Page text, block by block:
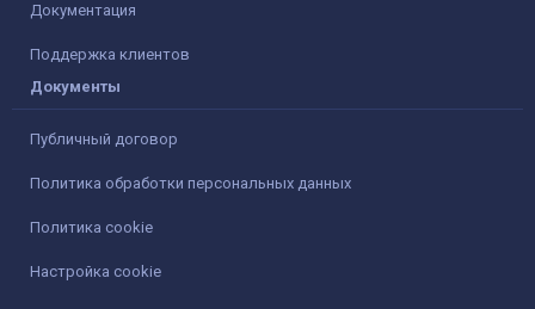
Документация
Поддержка клиентов
Документы
Публичный договор
Политика обработки персональных данных
Политика cookie
Настройка cookie